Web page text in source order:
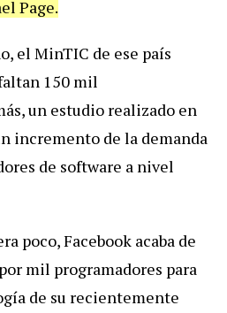
Page.
el MinTIC de ese país
150 mil
un estudio realizado en
incremento de la demanda
de software a nivel
poco, Facebook acaba de
mil programadores para
de su recientemente